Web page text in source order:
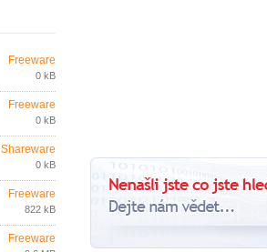
Freeware
0 kB
Freeware
0 kB
Shareware
0 kB
Freeware
822 kB
Freeware